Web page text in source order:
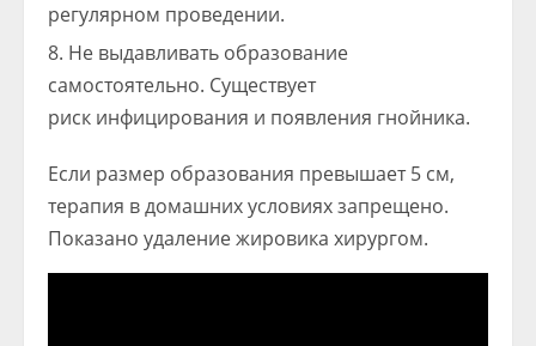
регулярном проведении.
Не выдавливать образование
самостоятельно. Существует
риск инфицирования и появления гнойника.
Если размер образования превышает 5 см,
терапия в домашних условиях запрещено.
Показано удаление жировика хирургом.